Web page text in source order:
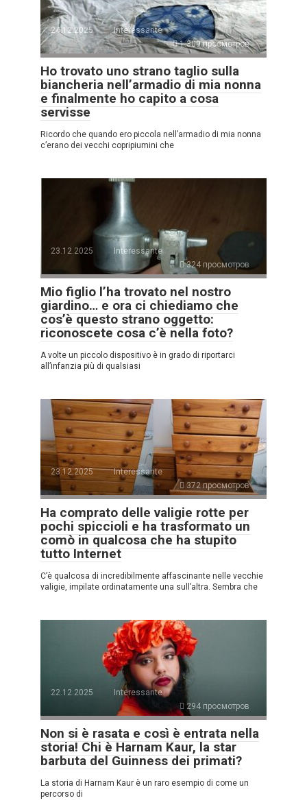
24.12.2025
Interessante
1.309 просмотров
Ho trovato uno strano taglio sulla
biancheria nell’armadio di mia nonna
e finalmente ho capito a cosa
servisse
Ricordo che quando ero piccola nell’armadio di mia nonna
c’erano dei vecchi copripiumini che
23.12.2025
Interessante
324 просмотров
Mio figlio l’ha trovato nel nostro
giardino… e ora ci chiediamo che
cos’è questo strano oggetto:
riconoscete cosa c’è nella foto?
A volte un piccolo dispositivo è in grado di riportarci
all’infanzia più di qualsiasi
23.12.2025
Interessante
372 просмотров
Ha comprato delle valigie rotte per
pochi spiccioli e ha trasformato un
comò in qualcosa che ha stupito
tutto Internet
C’è qualcosa di incredibilmente affascinante nelle vecchie
valigie, impilate ordinatamente una sull’altra. Sembra che
22.12.2025
Interessante
294 просмотров
Non si è rasata e così è entrata nella
storia! Chi è Harnam Kaur, la star
barbuta del Guinness dei primati?
La storia di Harnam Kaur è un raro esempio di come un
percorso di